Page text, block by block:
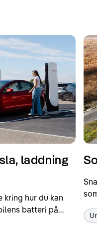
laddning
hur du kan
batteri på